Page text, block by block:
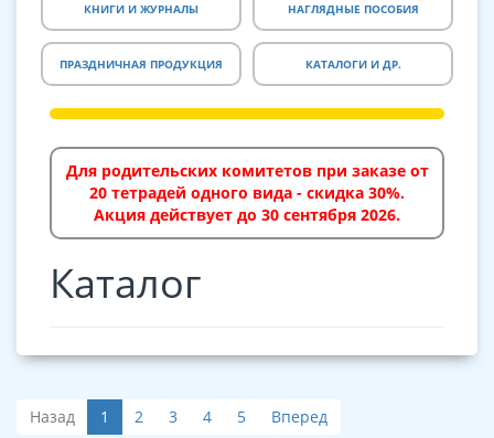
КНИГИ И ЖУРНАЛЫ НАГЛЯДНЫЕ ПОСОБИЯ
ПРАЗДНИЧНАЯ ПРОДУКЦИЯ КАТАЛОГИ И ДР.
Для родительских комитетов при заказе от
20 тетрадей одного вида - скидка 30%.
Акция действует до 30 сентября 2026.
Каталог
Назад 1 2 3 4 5 Вперед